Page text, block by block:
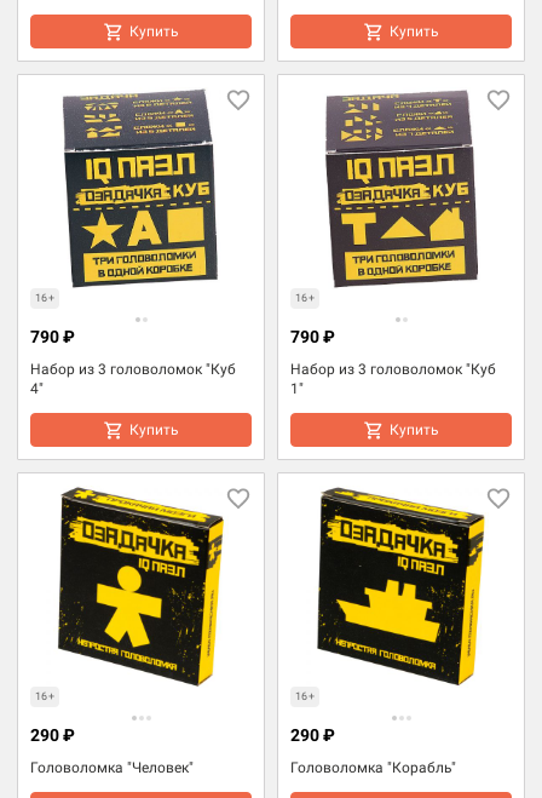
Купить Купить
16+
Набор из 3 головоломок "Куб
4"
790 ₽
Купить
16+
Набор из 3 головоломок "Куб
1"
790 ₽
Купить
16+
Головоломка "Человек"
290 ₽
16+
Головоломка "Корабль"
290 ₽